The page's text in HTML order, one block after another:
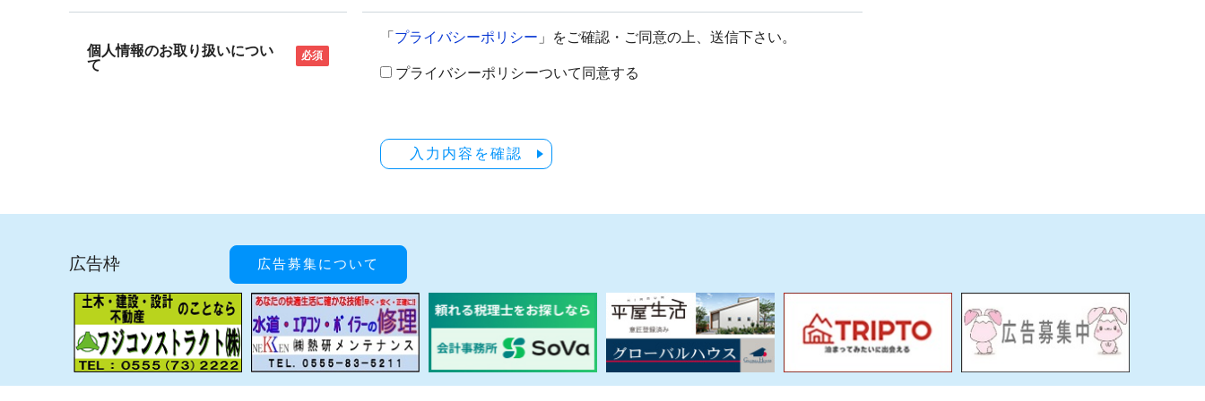
個人情報のお取り扱いについ
て
必須
「 プライバシーポリシー 」をご確認・ご同意の上、送信下さい。
プライバシーポリシーついて同意する
入力内容を確認
広告枠 広告募集について